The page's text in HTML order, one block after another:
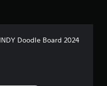
Doodle Board 2024